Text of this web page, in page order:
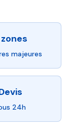
majeures
24h